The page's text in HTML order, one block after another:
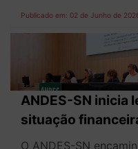
Publicado em: 02 de Junho de
ANDES-SN inicia
situação
O ANDES-SN